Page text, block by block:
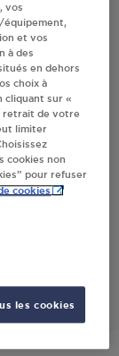
SUR
vos
équipement,
et vos
à des
en dehors
choix à
cliquant sur «
retrait de votre
limiter
cookies non
pour refuser
cookies
les cookies